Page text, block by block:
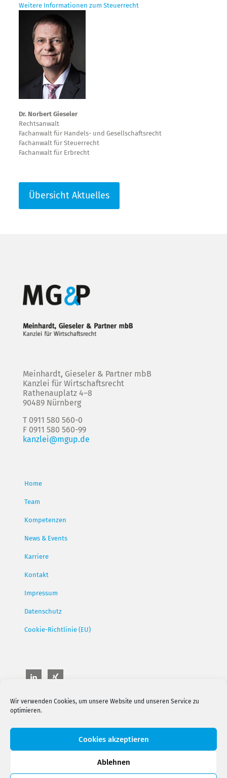
Wir verwenden Cookies, um unsere Website und unseren Service zu
optimieren.
Cookies akzeptieren
Ablehnen
Weitere Informationen zum Steuerrecht
Dr. Norbert Gieseler
Rechtsanwalt
Fachanwalt für Handels- und Gesellschaftsrecht
Fachanwalt für Steuerrecht
Fachanwalt für Erbrecht
Übersicht Aktuelles
Meinhardt, Gieseler & Partner mbB
Kanzlei für Wirtschaftsrecht
Rathenauplatz 4–8
90489 Nürnberg
T 0911 580 560-0
F 0911 580 560-99
kanzlei@mgup.de
Home
Team
Kompetenzen
News & Events
Karriere
Kontakt
Impressum
Datenschutz
Cookie-Richtlinie (EU)